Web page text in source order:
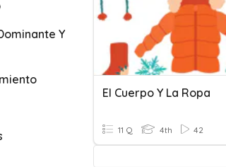
Y
El Cuerpo Y La Ropa
11 Q 4th 42